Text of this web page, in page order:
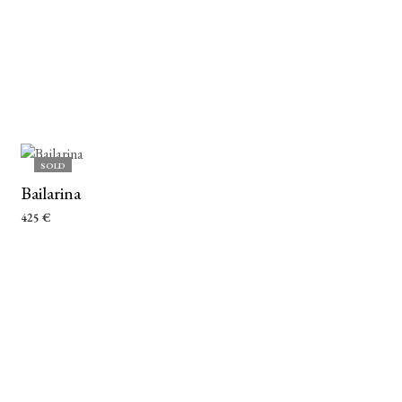
SOLD
Bailarina
425 €